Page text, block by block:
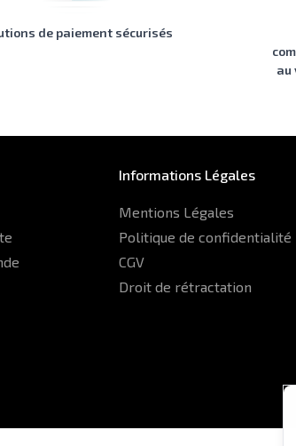
de paiement sécurisés
au
Informations Légales
Mentions Légales
Politique de confidentialité
CGV
Droit de rétractation